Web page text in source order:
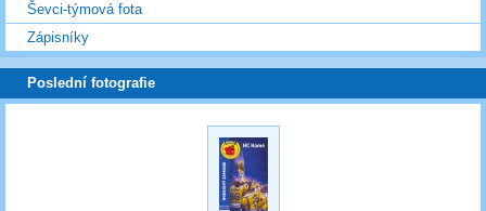
Ševci-týmová fota
Zápisníky
Poslední fotografie